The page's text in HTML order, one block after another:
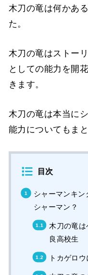
木刀の竜は何かあ
た。
木刀の竜はストー
としての能力を開
きます。
木刀の竜は本当に
能力についてもまと
目次
シャーマンキ
シャーマン？
木刀の竜
良高校生
トカゲロ